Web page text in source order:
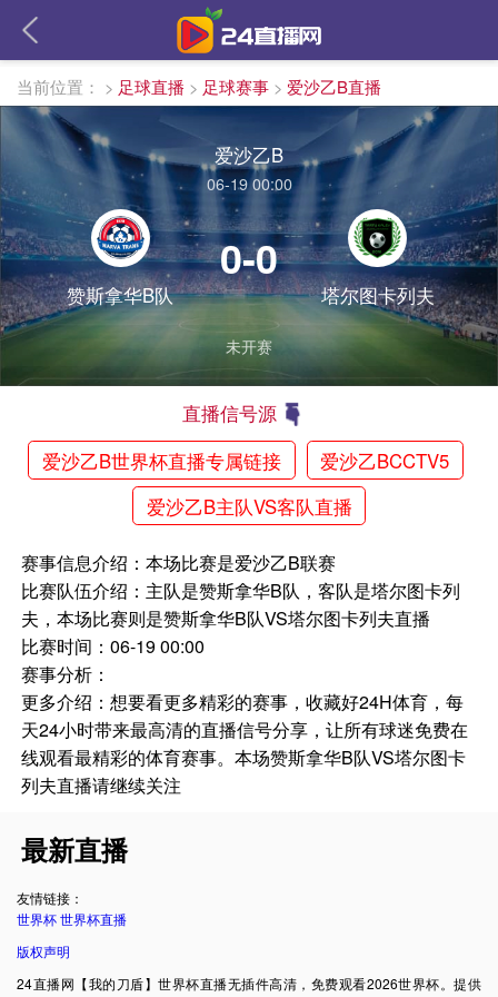
当前位置： > 足球直播 > 足球赛事 > 爱沙乙B直播
爱沙乙B
06-19 00:00
赞斯拿华B队
0-0
塔尔图卡列夫
未开赛
直播信号源
爱沙乙B世界杯直播专属链接
爱沙乙BCCTV5
爱沙乙B主队VS客队直播
赛事信息介绍：本场比赛是爱沙乙B联赛
比赛队伍介绍：主队是赞斯拿华B队，客队是塔尔图卡列
夫，本场比赛则是赞斯拿华B队VS塔尔图卡列夫直播
比赛时间：06-19 00:00
赛事分析：
更多介绍：想要看更多精彩的赛事，收藏好24H体育，每
天24小时带来最高清的直播信号分享，让所有球迷免费在
线观看最精彩的体育赛事。本场赞斯拿华B队VS塔尔图卡
列夫直播请继续关注
最新直播
友情链接：
世界杯世界杯直播
版权声明
24直播网【我的刀盾】世界杯直播无插件高清，免费观看2026世界杯。提供